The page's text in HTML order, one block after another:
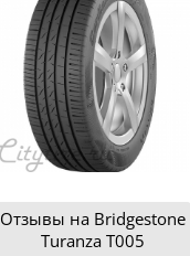
Отзывы на Bridgestone
Turanza T005